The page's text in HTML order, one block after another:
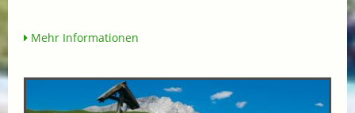
Mehr Informationen